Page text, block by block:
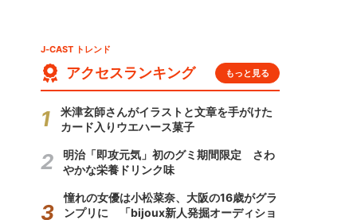
J-CAST トレンド
アクセスランキング もっと見る
米津玄師さんがイラストと文章を手がけた
カード入りウエハース菓子
明治「即攻元気」初のグミ期間限定 さわ
やかな栄養ドリンク味
憧れの女優は小松菜奈、大阪の16歳がグラ
ンプリに 「bijoux新人発掘オーディショ